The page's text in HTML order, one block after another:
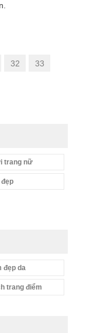
32
33
trang nữ
đẹp
đẹp da
trang điểm